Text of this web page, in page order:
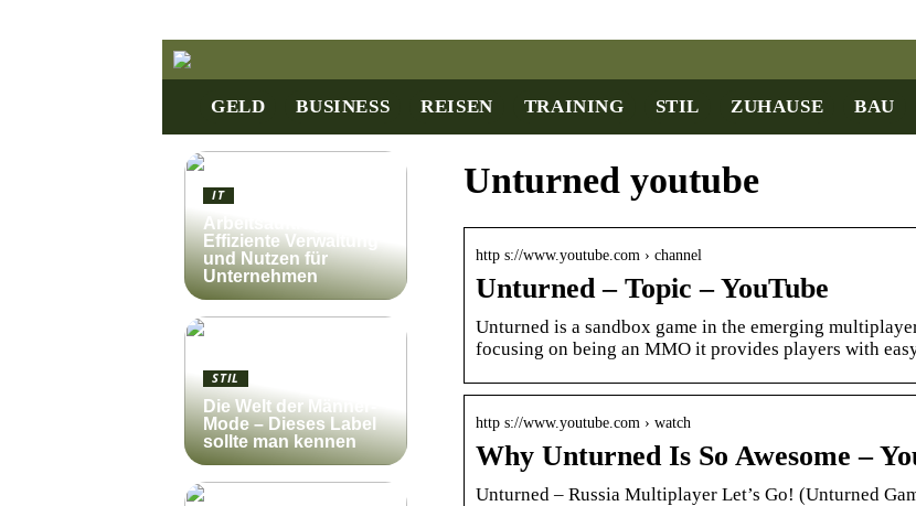
GELD BUSINESS REISEN TRAINING STIL ZUHAUSE BAU
Unturned youtube
http s://www.youtube.com › channel
Unturned – Topic – YouTube
Unturned is a sandbox game in the emerging
focusing on being an MMO it provides players with
http s://www.youtube.com › watch
Why Unturned Is So Awesome –
Unturned – Russia Multiplayer Let’s Go! (Unturned
IT
Arbeitsauftrag:
Effiziente Verwaltung
und Nutzen für
Unternehmen
STIL
Die Welt der Männer-
Mode – Dieses Label
sollte man kennen